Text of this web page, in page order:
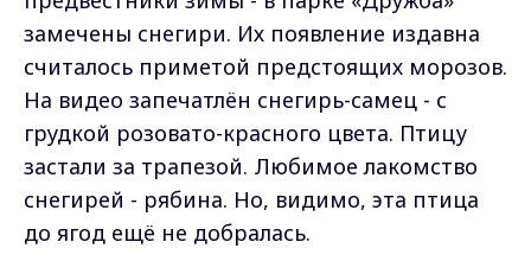
замечены снегири. Их появление издавна
считалось приметой предстоящих морозов.
На видео запечатлён снегирь-самец - с
грудкой розовато-красного цвета. Птицу
застали за трапезой. Любимое лакомство
снегирей - рябина. Но, видимо, эта птица
до ягод ещё не добралась.